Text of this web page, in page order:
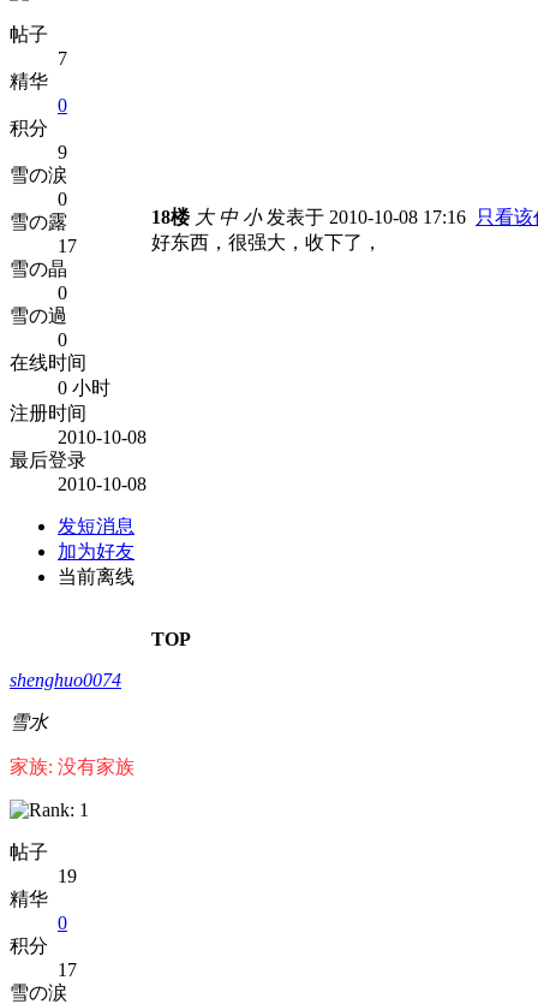
帖子
7
精华
0
积分
9
雪の涙
0
雪の露
17
雪の晶
0
雪の過
0
在线时间
0 小时
注册时间
2010-10-08
最后登录
2010-10-08
发短消息
加为好友
当前离线
18楼 大 中 小发表于 2010-10-08 17:16 只看该
好东西，很强大，收下了，
TOP
shenghuo0074
雪水
家族: 没有家族
帖子
19
精华
0
积分
17
雪の涙